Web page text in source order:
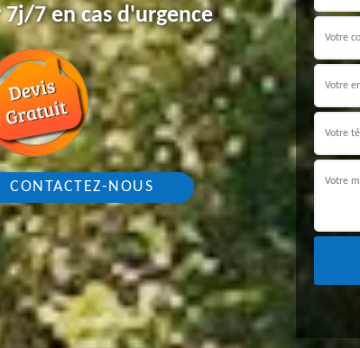
7 en cas d'urgence
CONTACTEZ-NOUS